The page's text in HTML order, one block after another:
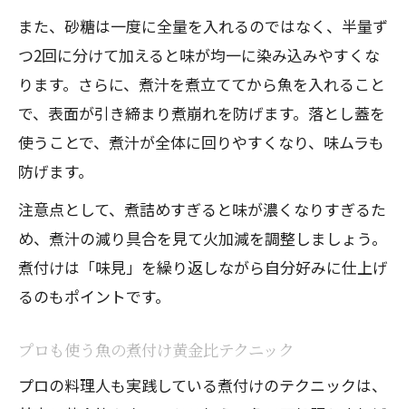
また、砂糖は一度に全量を入れるのではなく、半量ず
つ2回に分けて加えると味が均一に染み込みやすくな
ります。さらに、煮汁を煮立ててから魚を入れること
で、表面が引き締まり煮崩れを防げます。落とし蓋を
使うことで、煮汁が全体に回りやすくなり、味ムラも
防げます。
注意点として、煮詰めすぎると味が濃くなりすぎるた
め、煮汁の減り具合を見て火加減を調整しましょう。
煮付けは「味見」を繰り返しながら自分好みに仕上げ
るのもポイントです。
プロも使う魚の煮付け黄金比テクニック
プロの料理人も実践している煮付けのテクニックは、